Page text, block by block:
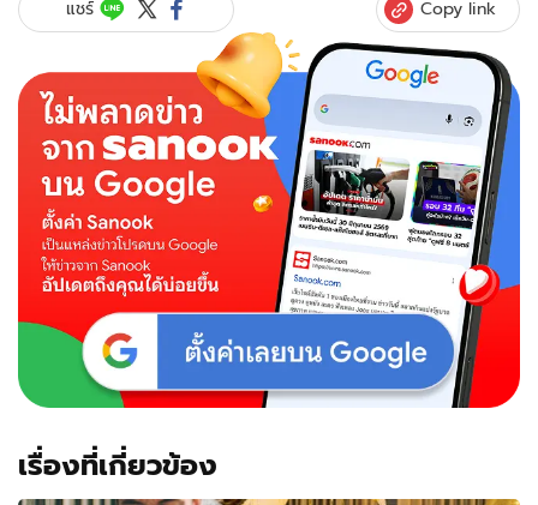
แชร์ Copy link
เรื่องที่เกี่ยวข้อง